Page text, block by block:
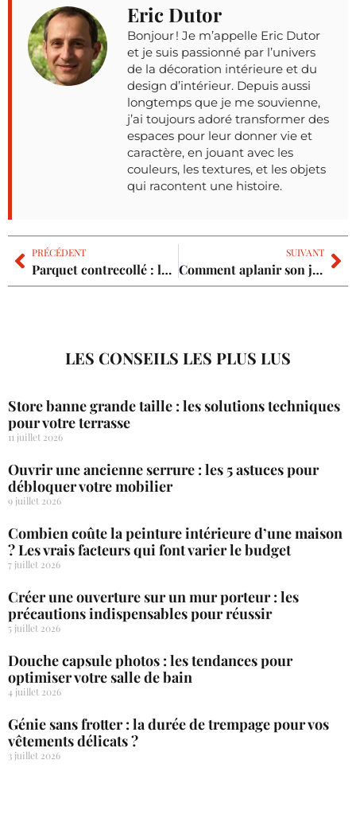
Eric Dutor
Bonjour ! Je m’appelle Eric Dutor
et je suis passionné par l’univers
de la décoration intérieure et du
design d’intérieur. Depuis aussi
longtemps que je me souvienne,
j’ai toujours adoré transformer des
espaces pour leur donner vie et
caractère, en jouant avec les
couleurs, les textures, et les objets
qui racontent une histoire.
PRÉCÉDENT
Parquet contrecollé : les avantages et les inconvénients pour réussir votre projet
SUIVANT
Comment aplanir son jardin : la technique efficace pour un sol parfaitement plat
LES CONSEILS LES PLUS LUS
Store banne grande taille : les solutions techniques
pour votre terrasse
11 juillet 2026
Ouvrir une ancienne serrure : les 5 astuces pour
débloquer votre mobilier
9 juillet 2026
Combien coûte la peinture intérieure d’une maison
? Les vrais facteurs qui font varier le budget
7 juillet 2026
Créer une ouverture sur un mur porteur : les
précautions indispensables pour réussir
5 juillet 2026
Douche capsule photos : les tendances pour
optimiser votre salle de bain
4 juillet 2026
Génie sans frotter : la durée de trempage pour vos
vêtements délicats ?
3 juillet 2026